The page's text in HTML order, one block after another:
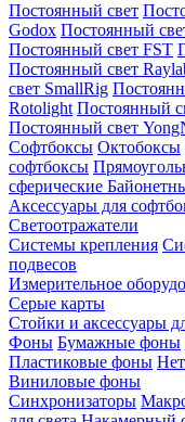
Постоянный свет
Godox Постоянный
Постоянный свет FST
Постоянный свет
свет SmallRig
Rotolight Постоянный
Постоянный свет
Софтбоксы Октобоксы
софтбоксы
сферические
Аксессуары для
Светоотражатели
Системы крепления
подвесов
Измерительное
Серые карты
Стойки и аксессуары
Фоны Бумажные фоны
Пластиковые фоны
Виниловые фоны
Синхронизаторы